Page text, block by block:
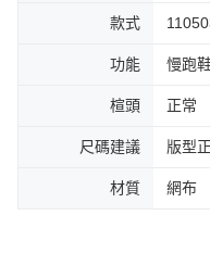
https://aftee.tw/terms/#terms3
３．未成年的使用者請事先徵
時審查核予不同之上限額度；
５．嚴禁一人註冊多個帳號或
款式
功能 慢跑
楦頭 正常
尺碼建議 版型
材質 網布